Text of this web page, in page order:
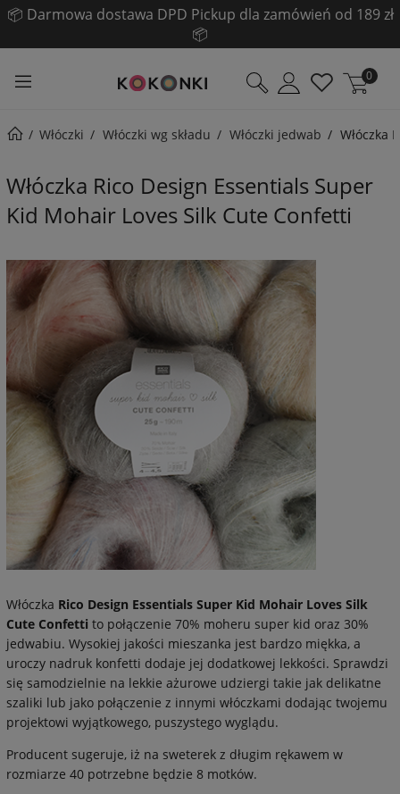
📦 Darmowa dostawa DPD Pickup dla zamówień od 189 zł
📦
0
Włóczki Włóczki wg składu Włóczki jedwab Włóczka
Włóczka Rico Design Essentials Super
Kid Mohair Loves Silk Cute Confetti
Włóczka Rico Design Essentials Super Kid Mohair Loves Silk
Cute Confetti to połączenie 70% moheru super kid oraz 30%
jedwabiu. Wysokiej jakości mieszanka jest bardzo miękka, a
uroczy nadruk konfetti dodaje jej dodatkowej lekkości. Sprawdzi
się samodzielnie na lekkie ażurowe udziergi takie jak delikatne
szaliki lub jako połączenie z innymi włóczkami dodając twojemu
projektowi wyjątkowego, puszystego wyglądu.
Producent sugeruje, iż na sweterek z długim rękawem w
rozmiarze 40 potrzebne będzie 8 motków.